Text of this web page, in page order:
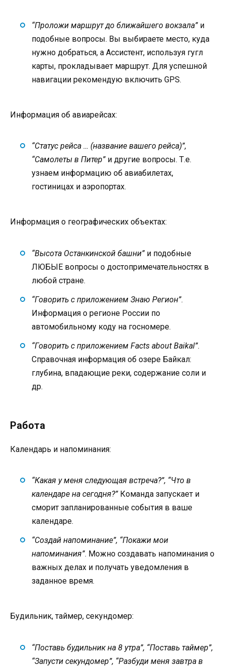
“Проложи маршрут до ближайшего вокзала” и
подобные вопросы. Вы выбираете место, куда
нужно добраться, а Ассистент, используя гугл
карты, прокладывает маршрут. Для успешной
навигации рекомендую включить GPS.
Информация об авиарейсах:
“Статус рейса … (название вашего рейса)”,
“Самолеты в Питер” и другие вопросы. Т.е.
узнаем информацию об авиабилетах,
гостиницах и аэропортах.
Информация о географических объектах:
“Высота Останкинской башни” и подобные
ЛЮБЫЕ вопросы о достопримечательностях в
любой стране.
“Говорить с приложением Знаю Регион”.
Информация о регионе России по
автомобильному коду на госномере.
“Говорить с приложением Facts about Baikal”.
Справочная информация об озере Байкал:
глубина, впадающие реки, содержание соли и
др.
Работа
Календарь и напоминания:
“Какая у меня следующая встреча?”, “Что в
календаре на сегодня?” Команда запускает и
сморит запланированные события в ваше
календаре.
“Создай напоминание”, “Покажи мои
напоминания”. Можно создавать напоминания о
важных делах и получать уведомления в
заданное время.
Будильник, таймер, секундомер:
“Поставь будильник на 8 утра”, “Поставь таймер”,
“Запусти секундомер”, “Разбуди меня завтра в